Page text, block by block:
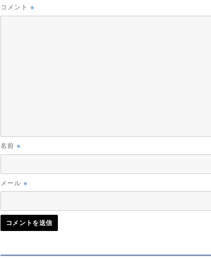
コメント ※
名前 ※
メール ※